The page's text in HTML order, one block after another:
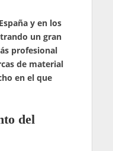
y en los
un gran
profesional
de material
en el que
del